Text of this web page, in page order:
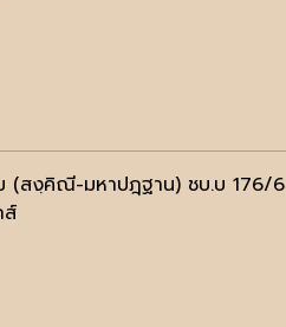
(สงฺคิณี-มหาปฎฺฐาน) ชบ.บ 176/6
ส์